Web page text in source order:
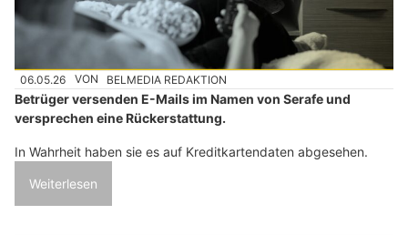
06.05.26 VON BELMEDIA REDAKTION
Betrüger versenden E-Mails im Namen von Serafe und
versprechen eine Rückerstattung.
In Wahrheit haben sie es auf Kreditkartendaten abgesehen.
Weiterlesen